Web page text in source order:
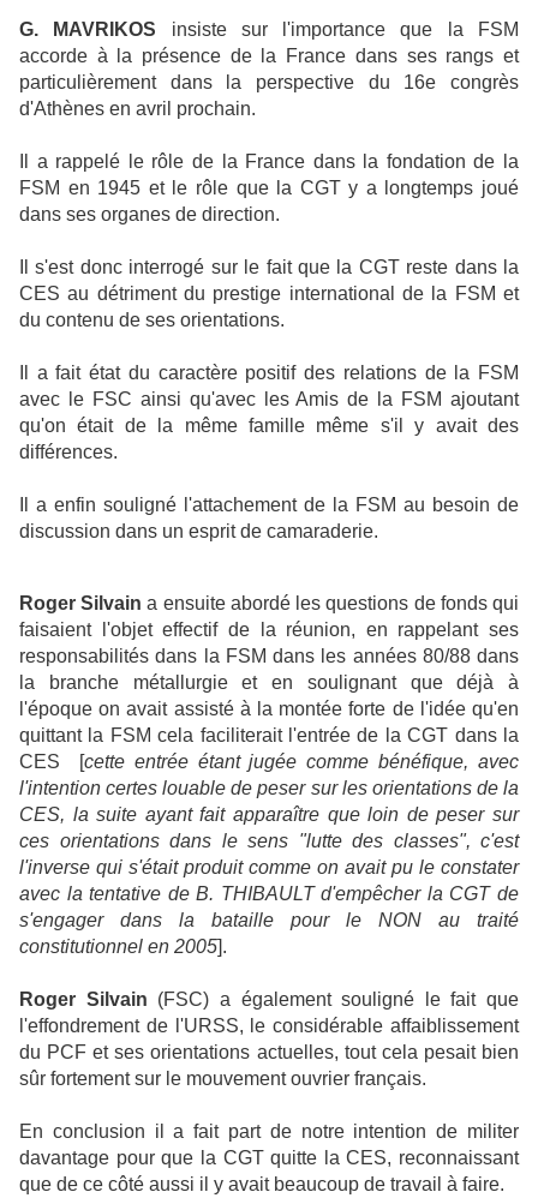
G. MAVRIKOS insiste sur l'importance que la FSM
accorde à la présence de la France dans ses rangs et
particulièrement dans la perspective du 16e congrès
d'Athènes en avril prochain.
Il a rappelé le rôle de la France dans la fondation de la
FSM en 1945 et le rôle que la CGT y a longtemps joué
dans ses organes de direction.
Il s'est donc interrogé sur le fait que la CGT reste dans la
CES au détriment du prestige international de la FSM et
du contenu de ses orientations.
Il a fait état du caractère positif des relations de la FSM
avec le FSC ainsi qu'avec les Amis de la FSM ajoutant
qu'on était de la même famille même s'il y avait des
différences.
Il a enfin souligné l'attachement de la FSM au besoin de
discussion dans un esprit de camaraderie.
Roger Silvain a ensuite abordé les questions de fonds qui
faisaient l'objet effectif de la réunion, en rappelant ses
responsabilités dans la FSM dans les années 80/88 dans
la branche métallurgie et en soulignant que déjà à
l'époque on avait assisté à la montée forte de l'idée qu'en
quittant la FSM cela faciliterait l'entrée de la CGT dans la
CES [cette entrée étant jugée comme bénéfique, avec
l'intention certes louable de peser sur les orientations de la
CES, la suite ayant fait apparaître que loin de peser sur
ces orientations dans le sens "lutte des classes", c'est
l'inverse qui s'était produit comme on avait pu le constater
avec la tentative de B. THIBAULT d'empêcher la CGT de
s'engager dans la bataille pour le NON au traité
constitutionnel en 2005].
Roger Silvain (FSC) a également souligné le fait que
l'effondrement de l'URSS, le considérable affaiblissement
du PCF et ses orientations actuelles, tout cela pesait bien
sûr fortement sur le mouvement ouvrier français.
En conclusion il a fait part de notre intention de militer
davantage pour que la CGT quitte la CES, reconnaissant
que de ce côté aussi il y avait beaucoup de travail à faire.